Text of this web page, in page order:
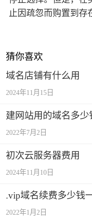
止因疏忽而购置到存
猜你喜欢
域名店铺有什么用
2024年11月15日
建网站用的域名多少
2022年7月2日
初次云服务器费用
2024年11月10日
.vip域名续费多少钱
2022年1月2日